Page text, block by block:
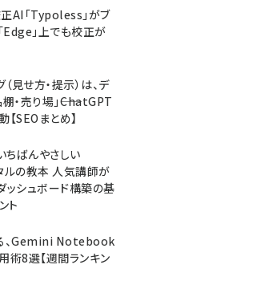
AI「Typoless」がブ
Edge」上でも校正が
見せ方・提示）は、デ
・売り場」――ChatGPT
SEOまとめ】
ちばんやさしい
の教本 人気講師が
ッシュボード構築の基
ト
、Gemini Notebook
術8選【週間ランキン